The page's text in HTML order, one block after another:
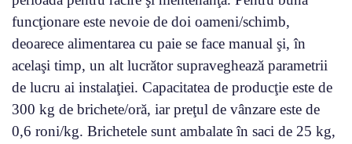
funcţionare este nevoie de doi oameni/schimb,
deoarece alimentarea cu paie se face manual şi, în
acelaşi timp, un alt lucrător supraveghează parametrii
de lucru ai instalaţiei. Capacitatea de producţie este de
300 kg de brichete/oră, iar preţul de vânzare este de
0,6 roni/kg. Brichetele sunt ambalate în saci de 25 kg,